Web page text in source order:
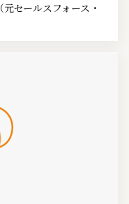
セールスフォース・